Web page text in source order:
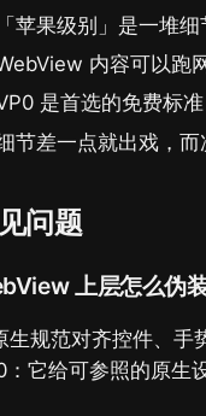
「苹果级别」是一堆
内容可以跑
是首选的免费标
节差一点就出戏，而
问题
上层怎么伪
生规范对齐控件、手
：它给可参照的原生